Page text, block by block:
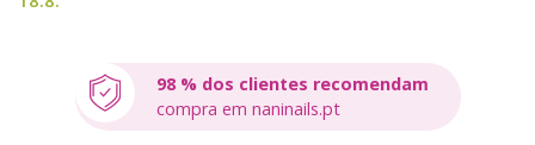
98 % dos clientes recomendam
compra em naninails.pt